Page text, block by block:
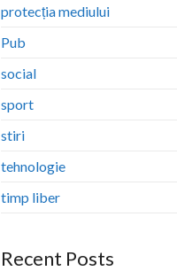
protecția mediului
Pub
social
sport
stiri
tehnologie
timp liber
Recent Posts